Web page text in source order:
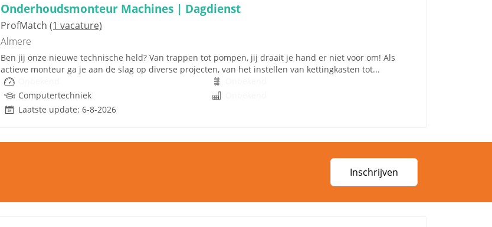
Onderhoudsmonteur Machines | Dagdienst
ProfMatch (1 vacature)
Almere
Ben jij onze nieuwe technische held? Van trappen tot pompen, jij draait je hand er niet voor om! Als
actieve monteur ga je aan de slag op diverse projecten, van het instellen van kettingkasten tot...
Computertechniek
Laatste update: 6-8-2026
Inschrijven